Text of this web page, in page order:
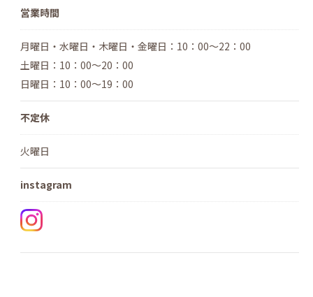
営業時間
月曜日・水曜日・木曜日・金曜日：10：00～22：00
土曜日：10：00～20：00
日曜日：10：00～19：00
不定休
火曜日
instagram